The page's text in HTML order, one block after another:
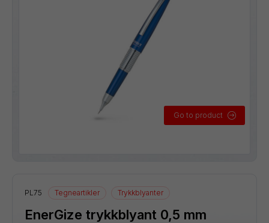
Go to product
PL75 Tegneartikler Trykkblyanter
EnerGize trykkblyant 0,5 mm